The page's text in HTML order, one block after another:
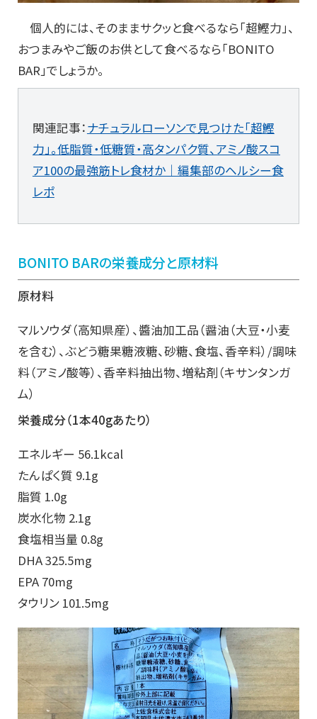
個人的には、そのままサクッと食べるなら「超鰹力」、
おつまみやご飯のお供として食べるなら「BONITO
BAR」でしょうか。
関連記事：ナチュラルローソンで見つけた「超鰹
力」。低脂質・低糖質・高タンパク質、アミノ酸スコ
ア100の最強筋トレ食材か｜編集部のヘルシー食
レポ
BONITO BARの栄養成分と原材料
原材料
マルソウダ（高知県産）、醬油加工品（醤油（大豆・小麦
を含む）、ぶどう糖果糖液糖、砂糖、食塩、香辛料）/調味
料（アミノ酸等）、香辛料抽出物、増粘剤（キサンタンガ
ム）
栄養成分（1本40gあたり）
エネルギー 56.1kcal
たんぱく質 9.1g
脂質 1.0g
炭水化物 2.1g
食塩相当量 0.8g
DHA 325.5mg
EPA 70mg
タウリン 101.5mg